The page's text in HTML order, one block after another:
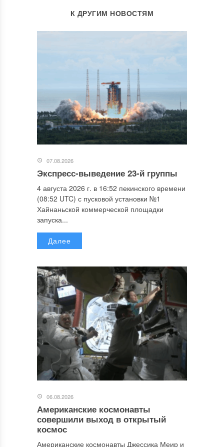
К ДРУГИМ НОВОСТЯМ
07.08.2026
Экспресс-выведение 23-й группы
4 августа 2026 г. в 16:52 пекинского времени
(08:52 UTC) с пусковой установки №1
Хайнаньской коммерческой площадки
запуска...
Далее
06.08.2026
Американские космонавты
совершили выход в открытый
космос
Американские космонавты Джессика Меир и